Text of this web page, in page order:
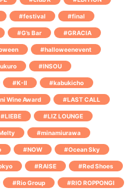
#festival #final
#G’s Bar #GRACIA
#halloweenevent
#INSOU
#K-Ⅱ #kabukicho
Wine Award #LAST CALL
#LIEBE #LIZ LOUNGE
#minamiurawa
#NOW #Ocean Sky
#RAISE #Red Shoes
#Rio Group #RIO ROPPONGI